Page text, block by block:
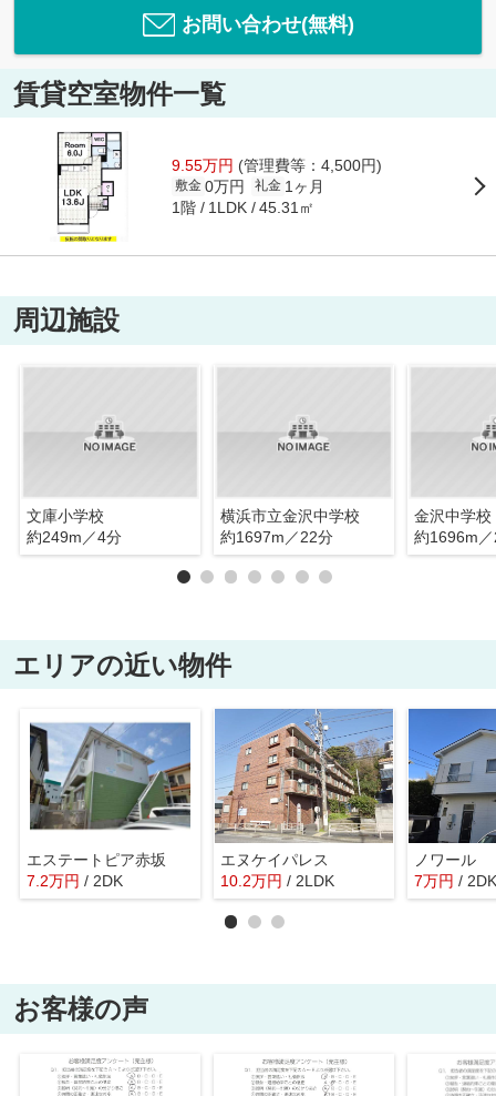
お問い合わせ(無料)
賃貸空室物件一覧
9.55万円 (管理費等：4,500円)
敷金 0万円 礼金 1ヶ月
1階 1LDK 45.31㎡
周辺施設
文庫小学校
約249m／4分
横浜市立金沢中学校
約1697m／22分
金沢中学校
約1696m
エリアの近い物件
エステートピア赤坂
7.2万円 / 2DK
エヌケイパレス
10.2万円 / 2LDK
ノワール
7万円 / 2DK
お客様の声